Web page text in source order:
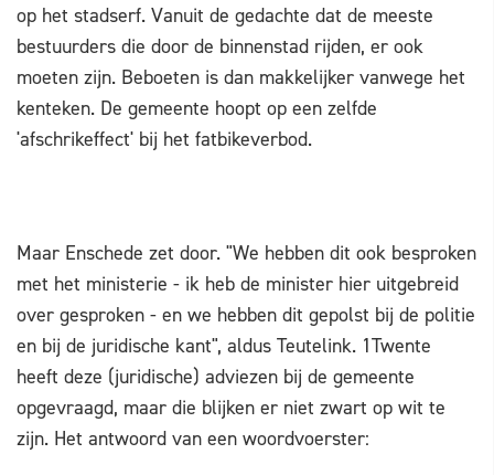
op het stadserf. Vanuit de gedachte dat de meeste
bestuurders die door de binnenstad rijden, er ook
moeten zijn. Beboeten is dan makkelijker vanwege het
kenteken. De gemeente hoopt op een zelfde
'afschrikeffect' bij het fatbikeverbod.
Maar Enschede zet door. "We hebben dit ook besproken
met het ministerie - ik heb de minister hier uitgebreid
over gesproken - en we hebben dit gepolst bij de politie
en bij de juridische kant", aldus Teutelink. 1Twente
heeft deze (juridische) adviezen bij de gemeente
opgevraagd, maar die blijken er niet zwart op wit te
zijn. Het antwoord van een woordvoerster: